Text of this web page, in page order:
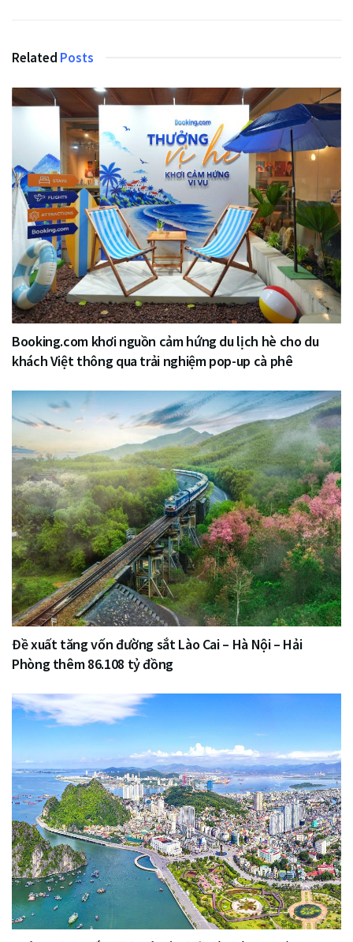
Related Posts
Booking.com khơi nguồn cảm hứng du lịch hè cho du
khách Việt thông qua trải nghiệm pop-up cà phê
Đề xuất tăng vốn đường sắt Lào Cai – Hà Nội – Hải
Phòng thêm 86.108 tỷ đồng